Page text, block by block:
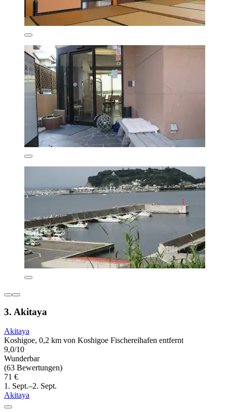
3. Akitaya
Akitaya
Koshigoe, 0,2 km von Koshigoe Fischereihafen entfernt
9,0/10
Wunderbar
(63 Bewertungen)
71 €
1. Sept.–2. Sept.
Akitaya